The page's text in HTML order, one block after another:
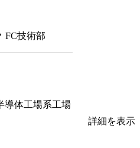
FC技術部
導体工場系工場
詳細を表示